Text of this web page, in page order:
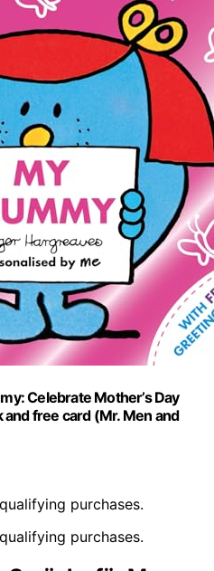
Celebrate Mother’s Day
free card (Mr. Men and
purchases.
purchases.